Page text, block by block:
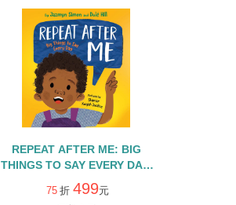
REPEAT AFTER ME: BIG
THINGS TO SAY EVERY DAY/
精裝繪本
75 折 499元